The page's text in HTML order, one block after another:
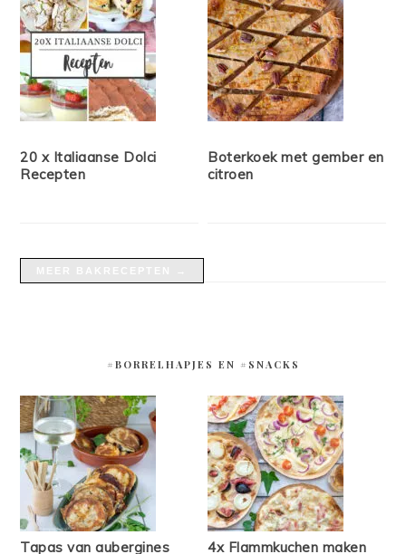
20 x Italiaanse Dolci
Recepten
Boterkoek met gember en
citroen
#BORRELHAPJES EN #SNACKS
Tapas van aubergines
4x Flammkuchen maken